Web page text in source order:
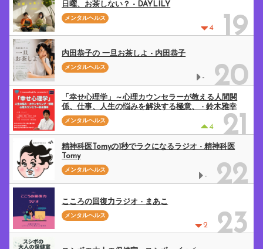
4 19
日曜、お茶しない？ - DAYLILY
メンタルヘルス
- 20
内田恭子の 一旦お茶しよ - 内田恭子
メンタルヘルス
4 21
「幸せ心理学」～心理カウンセラーが教える人間関
係、仕事、人生の悩みを解決する極意、 - 鈴木雅幸
メンタルヘルス
- 22
精神科医Tomyの1秒でラクになるラジオ - 精神科医
Tomy
メンタルヘルス
2 23
こころの回復力ラジオ - まあこ
メンタルヘルス